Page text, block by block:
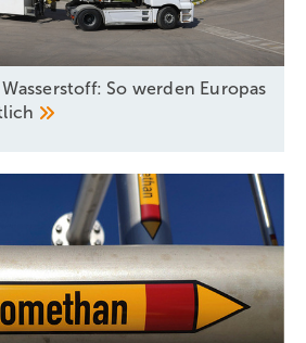
So werden Europas